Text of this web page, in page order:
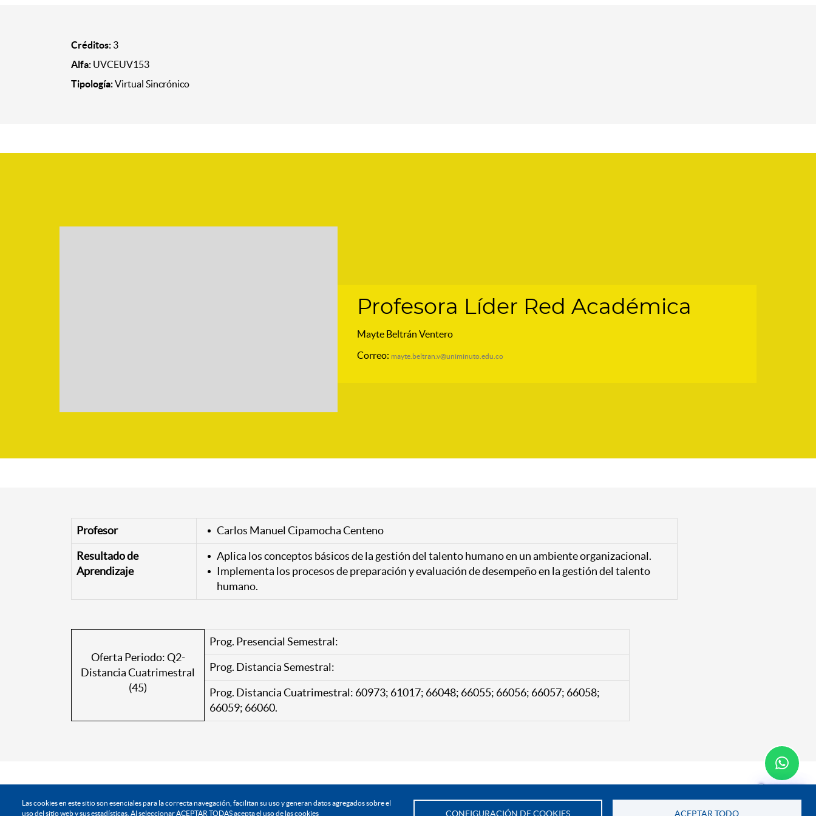
Te asesoramos
Las cookies en este sitio son esenciales para la correcta navegación, facilitan su uso y generan datos agregados sobre el
uso del sitio web y sus estadísticas. Al seleccionar ACEPTAR TODAS acepta el uso de las cookies
CONFIGURACIÓN DE COOKIES ACEPTAR TODO
Créditos: 3
Alfa: UVCEUV153
Tipología:Virtual Sincrónico
Profesora Líder Red Académica
Mayte Beltrán Ventero
Correo: mayte.beltran.v@uniminuto.edu.co
Profesor Carlos Manuel Cipamocha Centeno
Resultado de
Aprendizaje
Aplica los conceptos básicos de la gestión del talento humano en un ambiente organizacional.
Implementa los procesos de preparación y evaluación de desempeño en la gestión del talento
humano.
Oferta Periodo: Q2-
Distancia Cuatrimestral
(45)
Prog. Presencial Semestral:
Prog. Distancia Semestral:
Prog. Distancia Cuatrimestral: 60973; 61017; 66048; 66055; 66056; 66057; 66058;
66059; 66060.
Institución de Educación Superior sujeta a inspección y vigilancia por el Ministerio de Educación Nacional
Personería jurídica: Resolución 10345 del 1 de agosto de 1990 MEN